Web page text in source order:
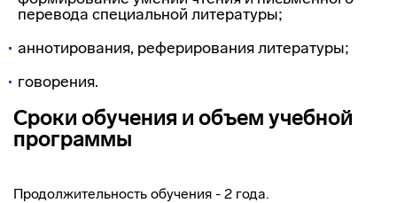
перевода специальной литературы;
аннотирования, реферирования литературы;
говорения.
Сроки обучения и объем учебной
программы
Продолжительность обучения - 2 года.